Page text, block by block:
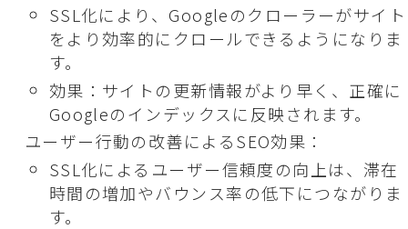
SSL化により、Googleのクローラーがサイト
をより効率的にクロールできるようになりま
す。
効果：サイトの更新情報がより早く、正確に
Googleのインデックスに反映されます。
ユーザー行動の改善によるSEO効果：
SSL化によるユーザー信頼度の向上は、滞在
時間の増加やバウンス率の低下につながりま
す。